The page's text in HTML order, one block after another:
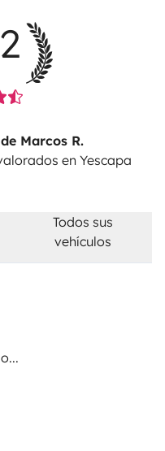
Marcos R.
en Yescapa
Todos sus
vehículos